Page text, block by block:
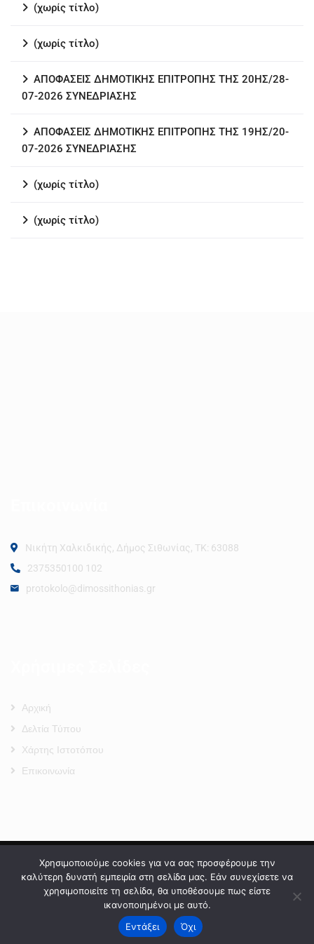
(χωρίς τίτλο)
(χωρίς τίτλο)
ΑΠΟΦΑΣΕΙΣ ΔΗΜΟΤΙΚΗΣ ΕΠΙΤΡΟΠΗΣ ΤΗΣ 20ΗΣ/28-
07-2026 ΣΥΝΕΔΡΙΑΣΗΣ
ΑΠΟΦΑΣΕΙΣ ΔΗΜΟΤΙΚΗΣ ΕΠΙΤΡΟΠΗΣ ΤΗΣ 19ΗΣ/20-
07-2026 ΣΥΝΕΔΡΙΑΣΗΣ
(χωρίς τίτλο)
(χωρίς τίτλο)
Νικήτη Χαλκιδικής, Δήμος Σιθωνίας, ΤΚ: 63088
2375350100 102
protokolo@dimossithonias.gr
Αρχική
Δελτία Τύπου
Χάρτης Ιστοτόπου
Επικοινωνία
Όροι Χρήσης
2024 © Developed byMyCompany Projects
Χρησιμοποιούμε cookies για να σας προσφέρουμε την
καλύτερη δυνατή εμπειρία στη σελίδα μας. Εάν συνεχίσετε να
χρησιμοποιείτε τη σελίδα, θα υποθέσουμε πως είστε
ικανοποιημένοι με αυτό.
Εντάξει
Όχι